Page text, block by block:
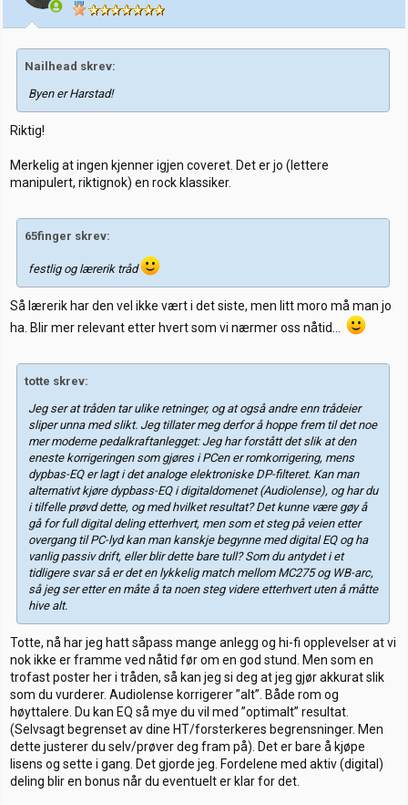
Nailhead skrev:
Byen er Harstad!
Riktig!
Merkelig at ingen kjenner igjen coveret. Det er jo (lettere
manipulert, riktignok) en rock klassiker.
65finger skrev:
festlig og lærerik tråd
Så lærerik har den vel ikke vært i det siste, men litt moro må man jo
ha. Blir mer relevant etter hvert som vi nærmer oss nåtid…
totte skrev:
Jeg ser at tråden tar ulike retninger, og at også andre enn trådeier
sliper unna med slikt. Jeg tillater meg derfor å hoppe frem til det noe
mer moderne pedalkraftanlegget: Jeg har forstått det slik at den
eneste korrigeringen som gjøres i PCen er romkorrigering, mens
dypbas-EQ er lagt i det analoge elektroniske DP-filteret. Kan man
alternativt kjøre dypbass-EQ i digitaldomenet (Audiolense), og har du
i tilfelle prøvd dette, og med hvilket resultat? Det kunne være gøy å
gå for full digital deling etterhvert, men som et steg på veien etter
overgang til PC-lyd kan man kanskje begynne med digital EQ og ha
vanlig passiv drift, eller blir dette bare tull? Som du antydet i et
tidligere svar så er det en lykkelig match mellom MC275 og WB-arc,
så jeg ser etter en måte å ta noen steg videre etterhvert uten å måtte
hive alt.
Totte, nå har jeg hatt såpass mange anlegg og hi-fi opplevelser at vi
nok ikke er framme ved nåtid før om en god stund. Men som en
trofast poster her i tråden, så kan jeg si deg at jeg gjør akkurat slik
som du vurderer. Audiolense korrigerer ”alt”. Både rom og
høyttalere. Du kan EQ så mye du vil med ”optimalt” resultat.
(Selvsagt begrenset av dine HT/forsterkeres begrensninger. Men
dette justerer du selv/prøver deg fram på). Det er bare å kjøpe
lisens og sette i gang. Det gjorde jeg. Fordelene med aktiv (digital)
deling blir en bonus når du eventuelt er klar for det.